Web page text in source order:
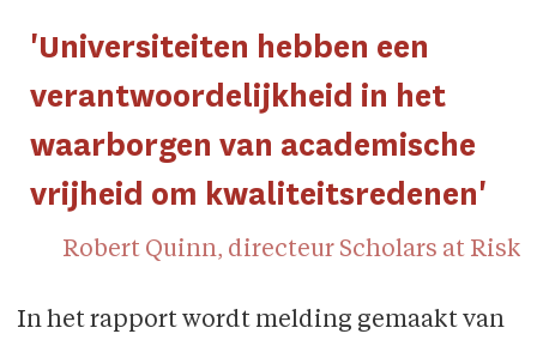
'Universiteiten hebben een
verantwoordelijkheid in het
waarborgen van academische
vrijheid om kwaliteitsredenen'
Robert Quinn, directeur Scholars at Risk
In het rapport wordt melding gemaakt van